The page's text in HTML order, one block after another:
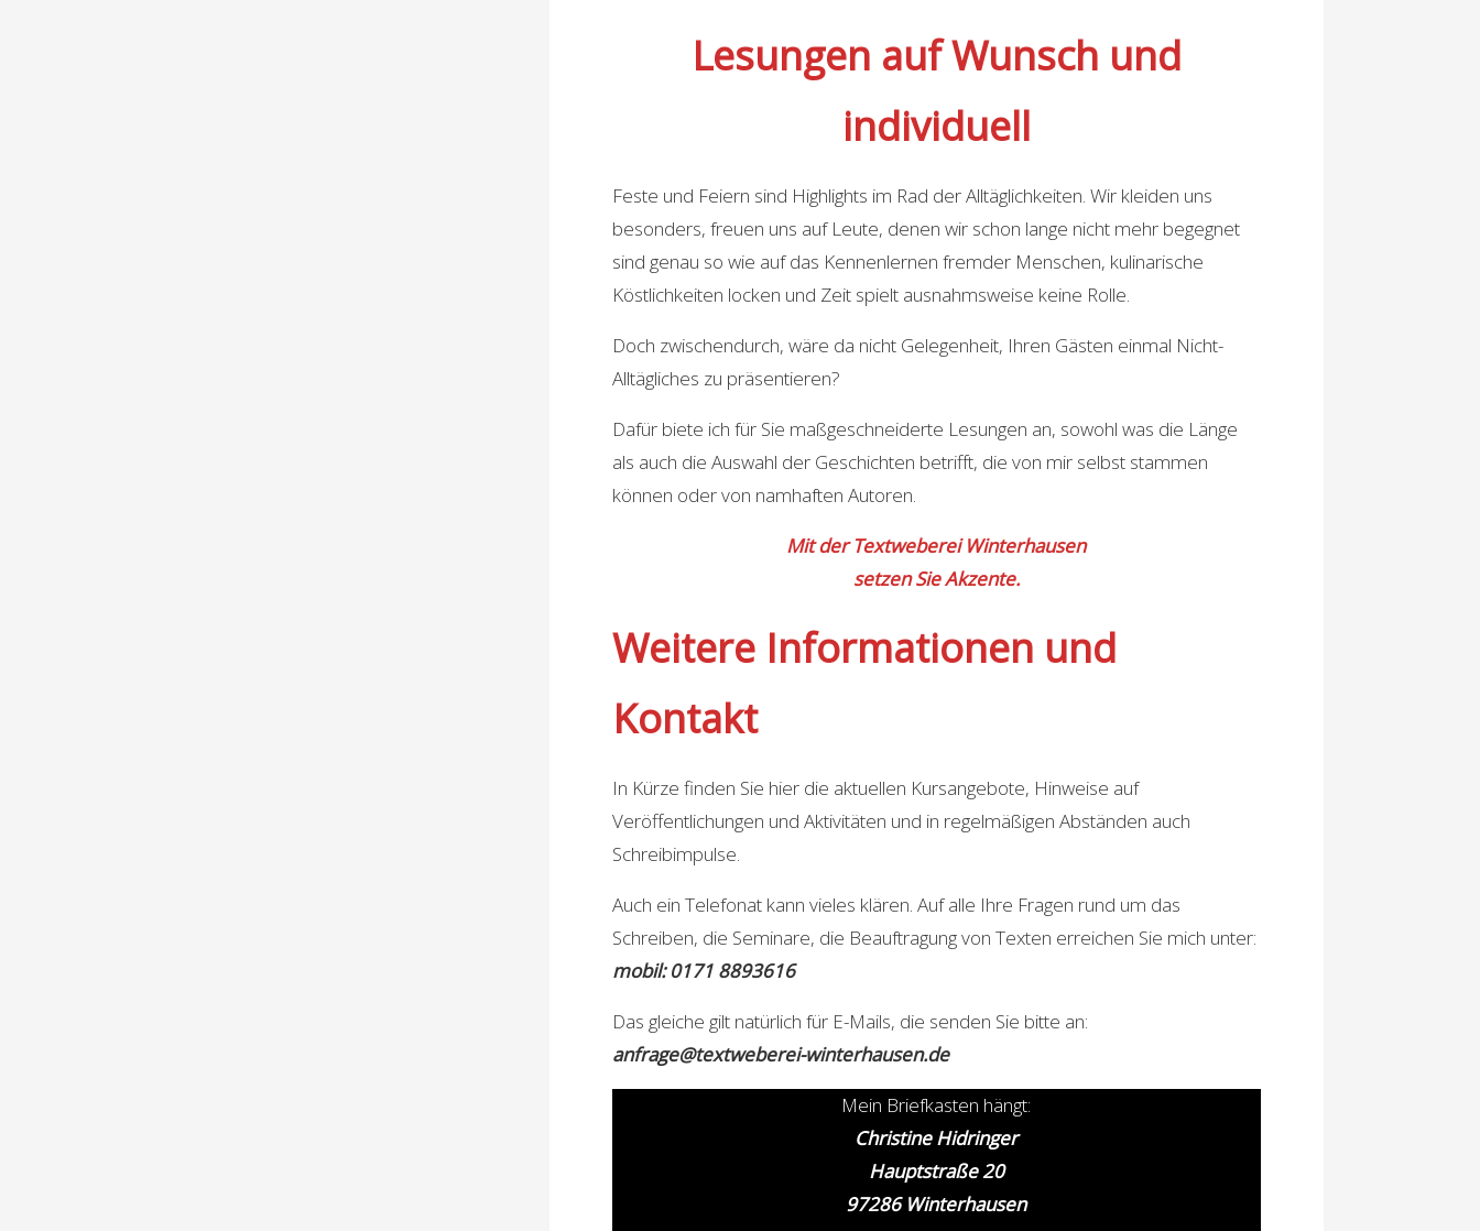
Lesungen auf Wunsch und
individuell
Feste und Feiern sind Highlights im Rad der Alltäglichkeiten. Wir kleiden uns
besonders, freuen uns auf Leute, denen wir schon lange nicht mehr begegnet
sind genau so wie auf das Kennenlernen fremder Menschen, kulinarische
Köstlichkeiten locken und Zeit spielt ausnahmsweise keine Rolle.
Doch zwischendurch, wäre da nicht Gelegenheit, Ihren Gästen einmal Nicht-
Alltägliches zu präsentieren?
Dafür biete ich für Sie maßgeschneiderte Lesungen an, sowohl was die Länge
als auch die Auswahl der Geschichten betrifft, die von mir selbst stammen
können oder von namhaften Autoren.
Mit der Textweberei Winterhausen
setzen Sie Akzente.
Weitere Informationen und
Kontakt
In Kürze finden Sie hier die aktuellen Kursangebote, Hinweise auf
Veröffentlichungen und Aktivitäten und in regelmäßigen Abständen auch
Schreibimpulse.
Auch ein Telefonat kann vieles klären. Auf alle Ihre Fragen rund um das
Schreiben, die Seminare, die Beauftragung von Texten erreichen Sie mich unter:
mobil: 0171 8893616
Das gleiche gilt natürlich für E-Mails, die senden Sie bitte an:
anfrage@textweberei-winterhausen.de
Mein Briefkasten hängt:
Christine Hidringer
Hauptstraße 20
97286 Winterhausen